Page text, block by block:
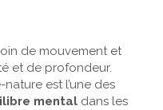
de mouvement et
et de profondeur.
est l’une des
mental dans les